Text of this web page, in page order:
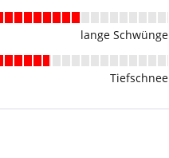
lange Schwünge
Tiefschnee